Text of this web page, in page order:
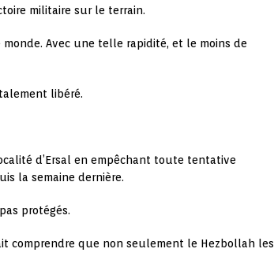
militaire sur le terrain.
Avec une telle rapidité, et le moins de
libéré.
d’Ersal en empêchant toute tentative
la semaine dernière.
protégés.
comprendre que non seulement le Hezbollah les